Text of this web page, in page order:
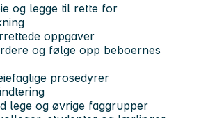
og legge til rette for
oppgaver
og følge opp beboernes
prosedyrer
lege og øvrige faggrupper